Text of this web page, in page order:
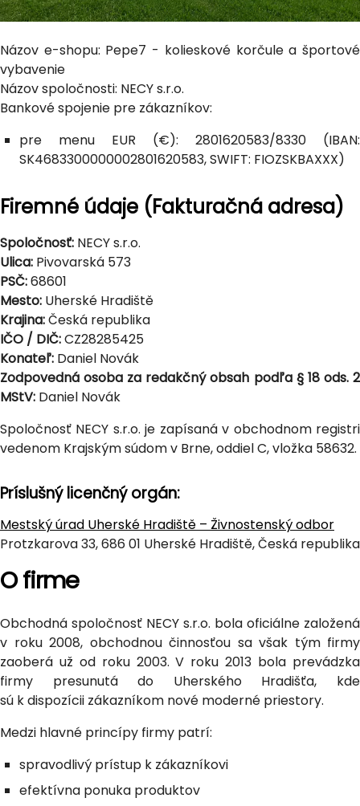
Názov e-shopu: Pepe7 - kolieskové korčule a športové
vybavenie
Názov spoločnosti: NECY s.r.o.
Bankové spojenie pre zákazníkov:
pre menu EUR (€): 2801620583/8330 (IBAN:
SK4683300000002801620583, SWIFT: FIOZSKBAXXX)
Firemné údaje (Fakturačná adresa)
Spoločnosť: NECY s.r.o.
Ulica: Pivovarská 573
PSČ:68601
Mesto: Uherské Hradiště
Krajina:Česká republika
IČO / DIČ:CZ28285425
Konateľ: Daniel Novák
Zodpovedná osoba za redakčný obsah podľa § 18 ods. 2
MStV: Daniel Novák
Spoločnosť NECY s.r.o. je zapísaná v obchodnom registri
vedenom Krajským súdom v Brne, oddiel C, vložka 58632.
Príslušný licenčný orgán:
Mestský úrad Uherské Hradiště – Živnostenský odbor
Protzkarova 33, 686 01 Uherské Hradiště, Česká republika
O firme
Obchodná spoločnosť NECY s.r.o. bola oficiálne založená
v roku 2008, obchodnou činnosťou sa však tým firmy
zaoberá už od roku 2003. V roku 2013 bola prevádzka
firmy presunutá do Uherského Hradišťa, kde
sú k dispozícii zákazníkom nové moderné priestory.
Medzi hlavné princípy firmy patrí:
spravodlivý prístup k zákazníkovi
efektívna ponuka produktov